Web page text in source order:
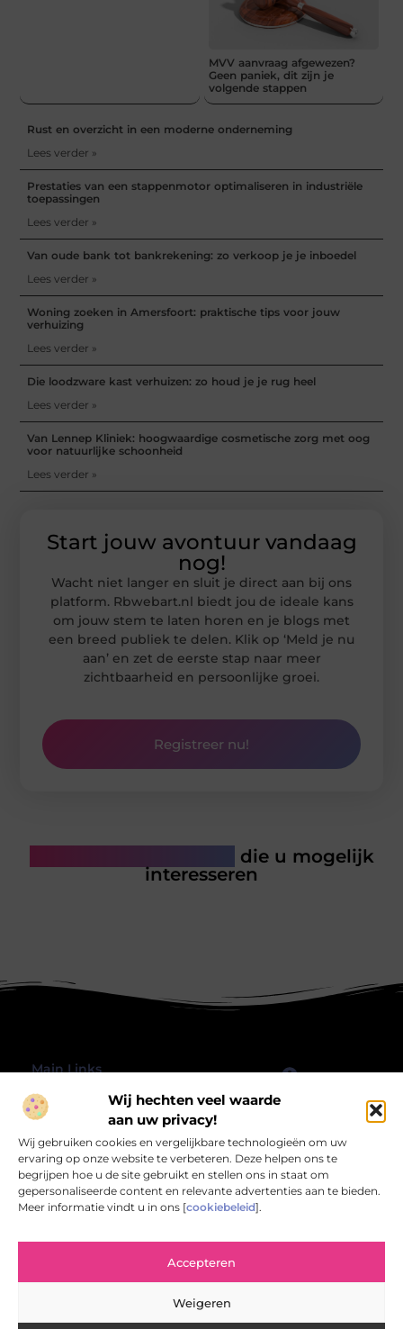
Wij hechten veel waarde
aan uw privacy!
Wij gebruiken cookies en vergelijkbare technologieën om uw
ervaring op onze website te verbeteren. Deze helpen ons te
begrijpen hoe u de site gebruikt en stellen ons in staat om
gepersonaliseerde content en relevante advertenties aan te bieden.
Meer informatie vindt u in ons [cookiebeleid].
Accepteren
Weigeren
MVV aanvraag afgewezen?
Geen paniek, dit zijn je
volgende stappen
Rust en overzicht in een moderne onderneming
Lees verder »
Prestaties van een stappenmotor optimaliseren in industriële
toepassingen
Lees verder »
Van oude bank tot bankrekening: zo verkoop je je inboedel
Lees verder »
Woning zoeken in Amersfoort: praktische tips voor jouw
verhuizing
Lees verder »
Die loodzware kast verhuizen: zo houd je je rug heel
Lees verder »
Van Lennep Kliniek: hoogwaardige cosmetische zorg met oog
voor natuurlijke schoonheid
Lees verder »
Start jouw avontuur vandaag
nog!
Wacht niet langer en sluit je direct aan bij ons
platform. Rbwebart.nl biedt jou de ideale kans
om jouw stem te laten horen en je blogs met
een breed publiek te delen. Klik op ‘Meld je nu
aan’ en zet de eerste stap naar meer
zichtbaarheid en persoonlijke groei.
Registreer nu!
die u mogelijk
interesseren
Main Links
@2025 All Right Reserved.
Design bywww.rbwebart.nl.
Bericht categorie
Rbwebart.nl – Jouw bron van inspirerende
verrijken en verlevendigen.